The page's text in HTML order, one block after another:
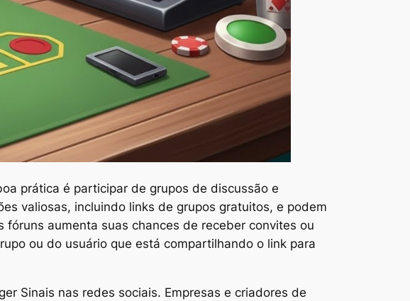
prática é participar de grupos de discussão e
valiosas, incluindo links de grupos gratuitos, e podem
aumenta suas chances de receber convites ou
ou do usuário que está compartilhando o link para
Sinais nas redes sociais. Empresas e criadores de